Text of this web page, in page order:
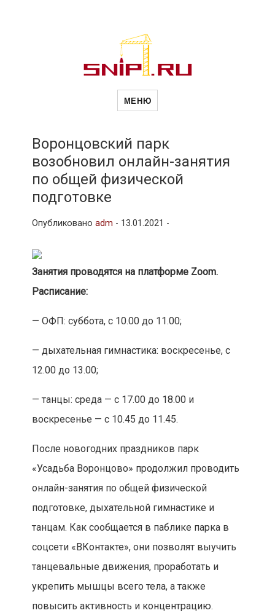
Новости
и
МЕНЮ
Воронцовский парк
возобновил онлайн-занятия
по общей физической
подготовке
Опубликовано adm - 13.01.2021 -
Занятия проводятся на платформе Zoom.
Расписание:
— ОФП: суббота, с 10.00 до 11.00;
— дыхательная гимнастика: воскресенье, с
12.00 до 13.00;
— танцы: среда — с 17.00 до 18.00 и
воскресенье — с 10.45 до 11.45.
После новогодних праздников парк
«Усадьба Воронцово» продолжил проводить
онлайн-занятия по общей физической
подготовке, дыхательной гимнастике и
танцам. Как сообщается в паблике парка в
соцсети «ВКонтакте», они позволят выучить
танцевальные движения, проработать и
укрепить мышцы всего тела, а также
повысить активность и концентрацию.